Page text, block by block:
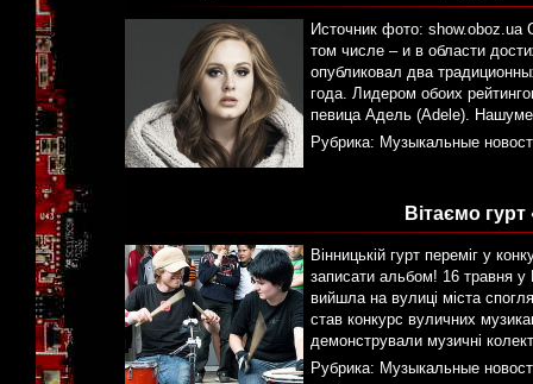
Источник фото: show.oboz.ua
том числе – и в области
опубликовал два
года. Лидером обоих
певица Адель (Adele).
Рубрика: Музыкальные
Вітаємо
Вінницькій гурт переміг у
записати альбом! 16 травня
вийшла на вулиці міста
став конкурс вуличних
демонстрували музичні
Рубрика: Музыкальные